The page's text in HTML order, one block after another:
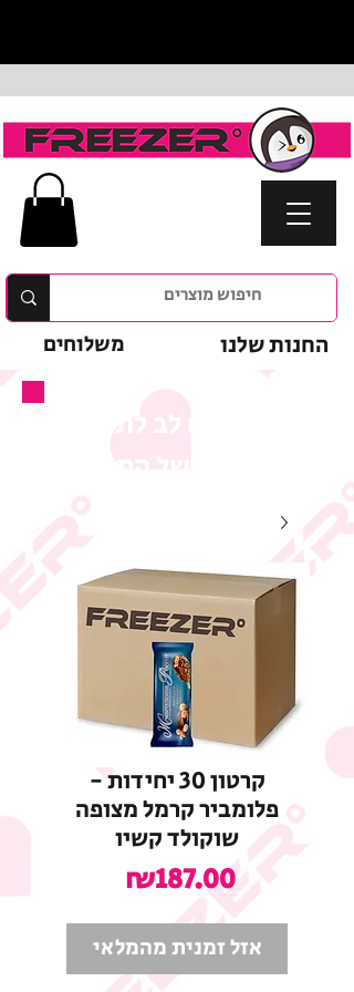
החנות שלנו משלוחים
המבצע של המוצר
קרטון 30 יחידות -
פלומביר קרמל מצופה
שוקולד קשיו
₪187.00
אזל זמנית מהמלאי